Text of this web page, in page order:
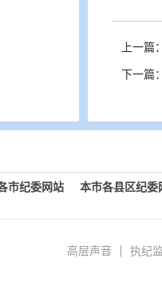
上一篇：
下一篇：
市纪委网站 本市各县区纪委
高层声音 执纪